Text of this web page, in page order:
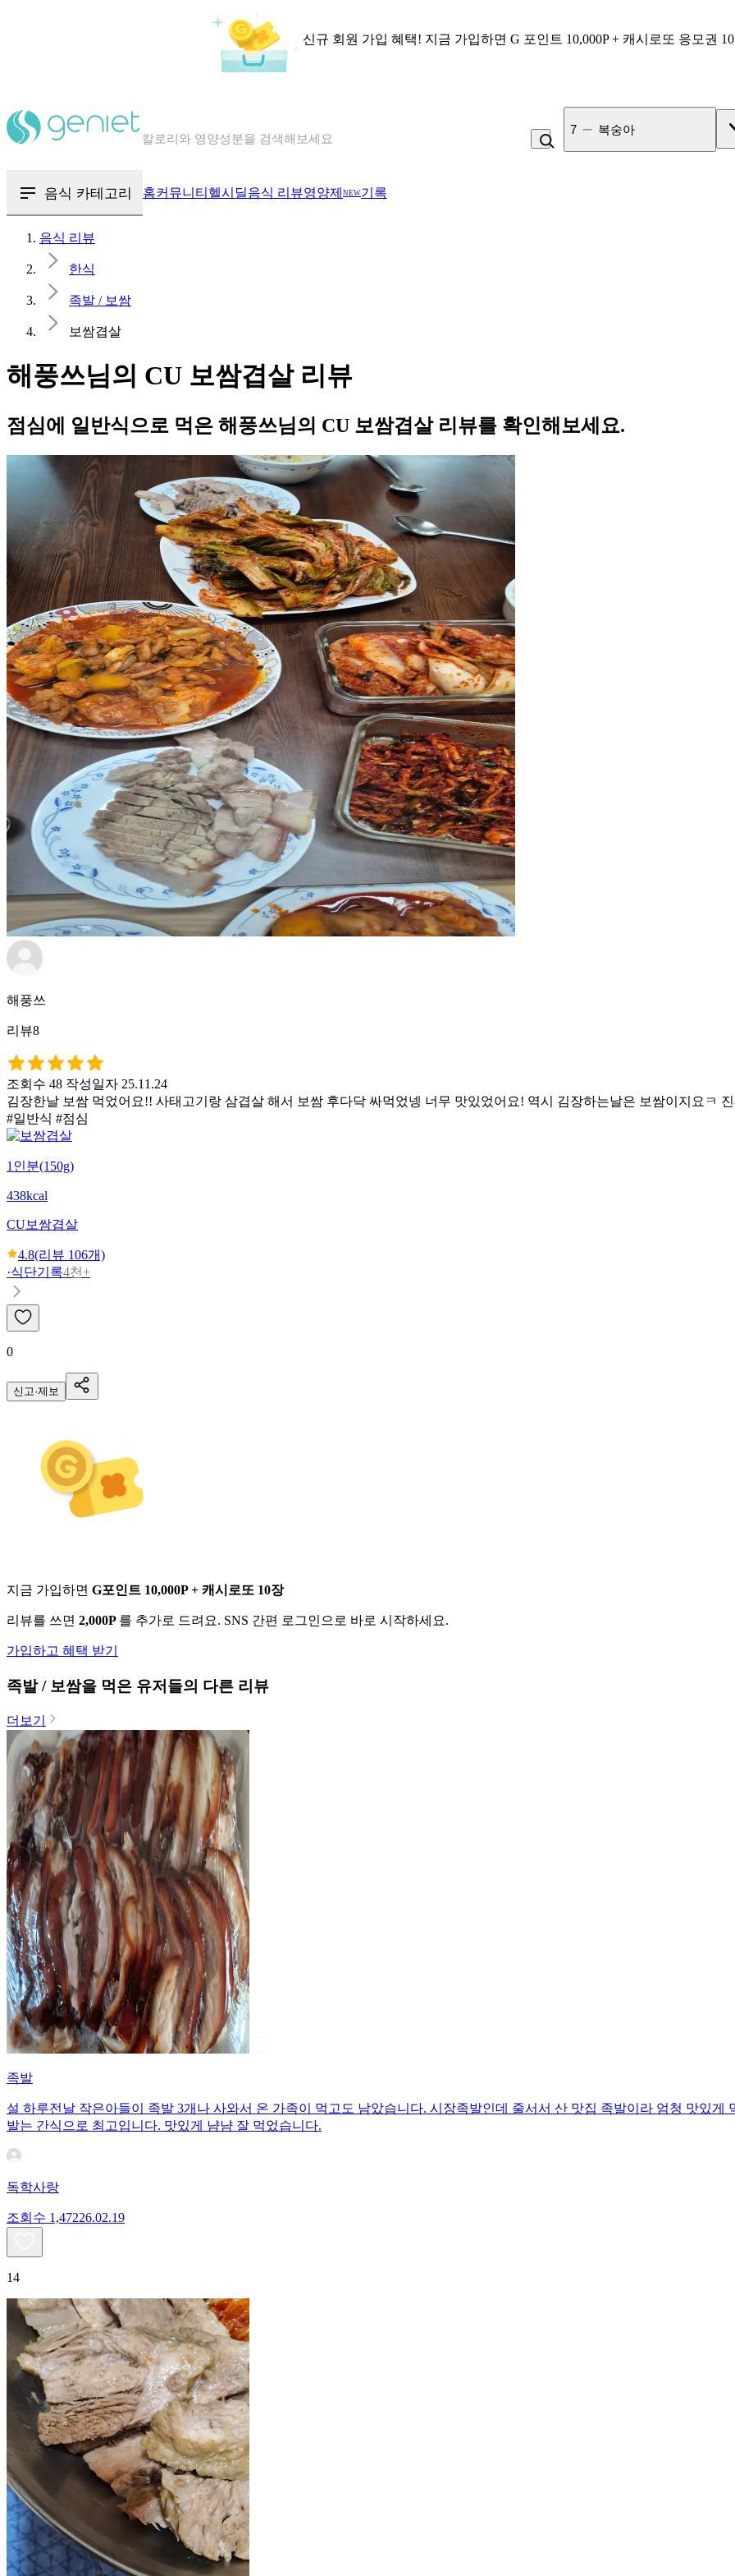
신규 회원 가입 혜택! 지금 가입하면 G 포인트 10,000P + 캐시로또 응모권
혈당 · 다이어트 음식 검색해보세요
8 김치찌개
음식 카테고리 홈커뮤니티 헬시딜음식 리뷰영양제 NEW기록
음식 리뷰
한식
족발 / 보쌈
보쌈겹살
해풍쓰님의 CU 보쌈겹살 리뷰
점심에 일반식으로 먹은 해풍쓰님의 CU 보쌈겹살 리뷰를 확인해보세요.
해풍쓰
리뷰8
조회수 48 작성일자 25.11.24
김장한날 보쌈 먹었어요!! 사태고기랑 삼겹살 해서 보쌈 후다닥 싸먹었넹 너무 맛있었어요! 역시 김장하는날은 보쌈이지요ㅋ
#일반식 #점심
1인분(150g)
438kcal
CU보쌈겹살
4.8(리뷰 106개)
·식단기록4천+
0
신고·제보
지금 가입하면 G포인트 10,000P + 캐시로또 10장
리뷰를 쓰면 2,000P 를 추가로 드려요. SNS 간편 로그인으로 바로 시작하세요.
가입하고 혜택 받기
족발 / 보쌈을 먹은 유저들의 다른 리뷰
더보기
족발
설 하루전날 작은아들이 족발 3개나 사와서 온 가족이 먹고도 남았습니다. 시장족발인데 줄서서 산 맛집 족발이라 엄청 맛있
발는 간식으로 최고입니다. 맛있게 냠냠 잘 먹었습니다.
독학사랑
조회수 1,47226.02.19
14